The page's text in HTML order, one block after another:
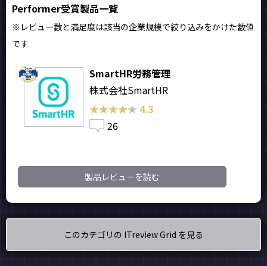
Performer受賞製品一覧
※レビュー数と満足度は該当の企業規模で絞り込みをかけた数値
です
SmartHR労務管理
株式会社SmartHR
★★★★★
★★★★★ 4.3
26
製品レビューを読む
このカテゴリの ITreview Grid を見る